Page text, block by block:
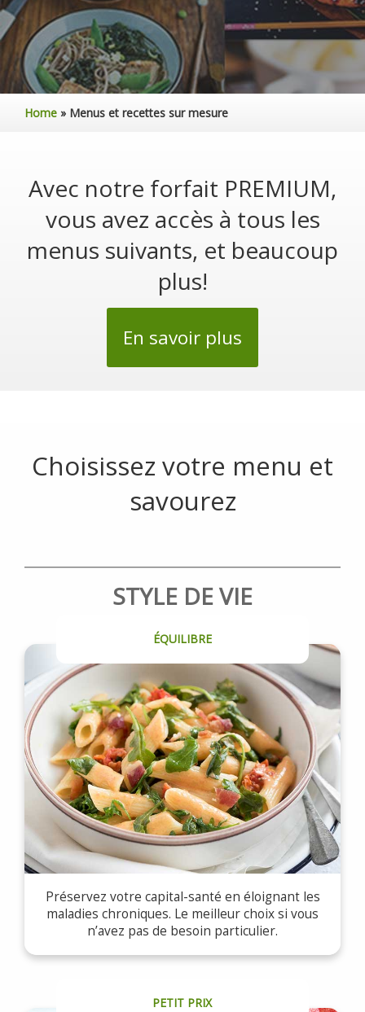
Home » Menus et recettes sur mesure
Avec notre forfait PREMIUM,
vous avez accès à tous les
menus suivants, et beaucoup
plus!
En savoir plus
Choisissez votre menu et
savourez
STYLE DE VIE
ÉQUILIBRE
Préservez votre capital-santé en éloignant les
maladies chroniques. Le meilleur choix si vous
n’avez pas de besoin particulier.
PETIT PRIX